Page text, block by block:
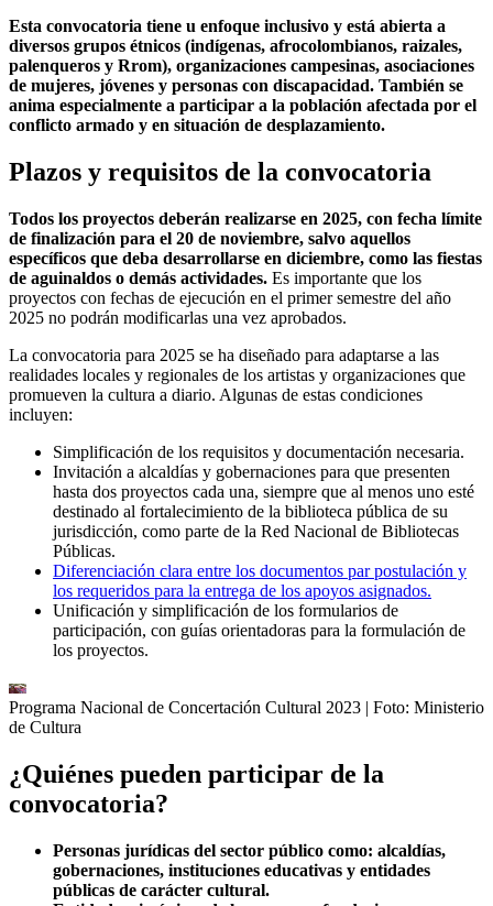
Esta convocatoria tiene u enfoque inclusivo y está abierta a
diversos grupos étnicos (indígenas, afrocolombianos, raizales,
palenqueros y Rrom), organizaciones campesinas, asociaciones
de mujeres, jóvenes y personas con discapacidad. También se
anima especialmente a participar a la población afectada por el
conflicto armado y en situación de desplazamiento.
Plazos y requisitos de la convocatoria
Todos los proyectos deberán realizarse en 2025, con fecha límite
de finalización para el 20 de noviembre, salvo aquellos
específicos que deba desarrollarse en diciembre, como las fiestas
de aguinaldos o demás actividades. Es importante que los
proyectos con fechas de ejecución en el primer semestre del año
2025 no podrán modificarlas una vez aprobados.
La convocatoria para 2025 se ha diseñado para adaptarse a las
realidades locales y regionales de los artistas y organizaciones que
promueven la cultura a diario. Algunas de estas condiciones
incluyen:
Simplificación de los requisitos y documentación necesaria.
Invitación a alcaldías y gobernaciones para que presenten
hasta dos proyectos cada una, siempre que al menos uno esté
destinado al fortalecimiento de la biblioteca pública de su
jurisdicción, como parte de la Red Nacional de Bibliotecas
Públicas.
Diferenciación clara entre los documentos par postulación y
los requeridos para la entrega de los apoyos asignados.
Unificación y simplificación de los formularios de
participación, con guías orientadoras para la formulación de
los proyectos.
Programa Nacional de Concertación Cultural 2023 | Foto: Ministerio
de Cultura
¿Quiénes pueden participar de la
convocatoria?
Personas jurídicas del sector público como: alcaldías,
gobernaciones, instituciones educativas y entidades
públicas de carácter cultural.